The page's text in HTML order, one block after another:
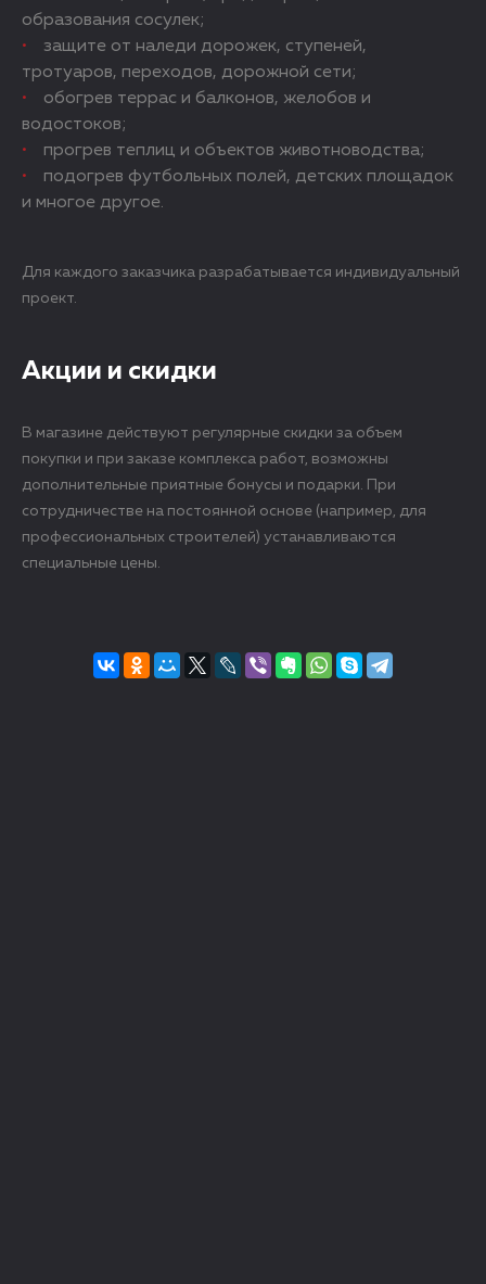
образования сосулек;
защите от наледи дорожек, ступеней,
тротуаров, переходов, дорожной сети;
обогрев террас и балконов, желобов и
водостоков;
прогрев теплиц и объектов животноводства;
подогрев футбольных полей, детских площадок
и многое другое.
Для каждого заказчика разрабатывается индивидуальный
проект.
Акции и скидки
В магазине действуют регулярные скидки за объем
покупки и при заказе комплекса работ, возможны
дополнительные приятные бонусы и подарки. При
сотрудничестве на постоянной основе (например, для
профессиональных строителей) устанавливаются
специальные цены.